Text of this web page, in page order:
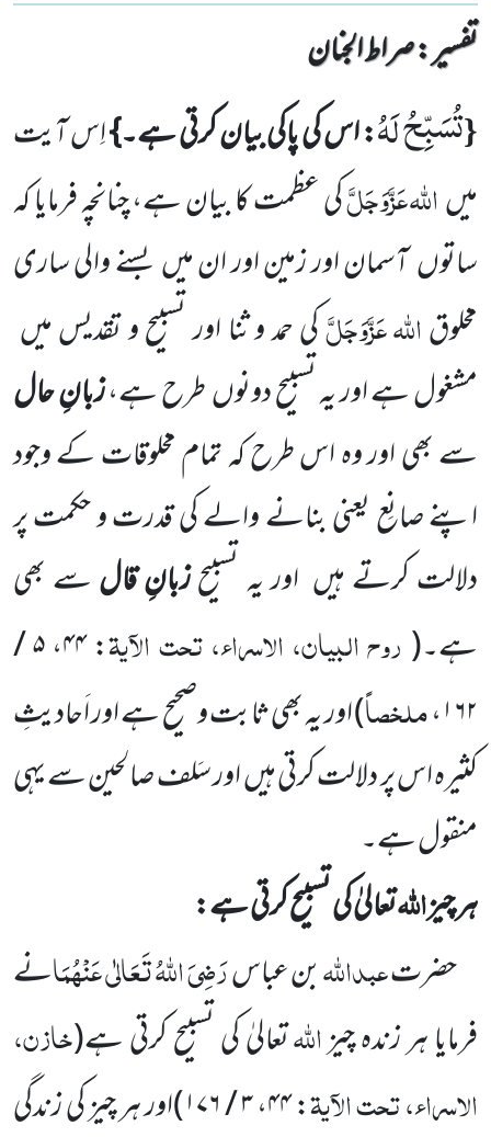
تفسیر : ‎صراط الجنان
{تُسَبِّحُ لَهُ: اس کی پاکی بیان کرتی ہے۔}اِس آیت
میںاللّٰہعَزَّوَجَلَّکی عظمت کا بیان ہے، چنانچہ فرمایا کہ
ساتوںآسماناور زمین اور ان میںبسنے والی ساری
مخلوقاللّٰہعَزَّوَجَلَّکی حمد و ثنا اور تسبیح و تقدیس میں
مشغول ہے اور یہ تسبیح دونوںطرحہے،زبانِ حال
سے بھی اور وہ اس طرح کہ تمام مخلوقات کے وجود
اپنے صانِع یعنی بنانے والے کی قدرت و حکمت پر
دلالت کرتے ہیں اور یہ تسبیحزبانِ قالسے بھی
ہے۔( روح البیان، الاسراء، تحت الآیۃ:۴۴، ۵ /
۱۶۲،ملخصاً)اور یہ بھی ثابت وصحیح ہے اور اَحادیثِ
کثیرہ اس پر دلالت کرتی ہیںاور سَلف صالحین سے یہی
منقول ہے۔
ہر چیزاللّٰہتعالیٰ کی تسبیح کرتی ہے:
حضرتعبداللّٰہبن عباسرَضِیَ اللّٰہُ تَعَالٰی عَنْہُمَانے
فرمایا ہر زندہ چیزاللّٰہتعالیٰ کی تسبیح کرتی ہے(خازن،
الاسراء، تحت الآیۃ:۴۴،۳ / ۱۷۶ )اور ہر چیز کی زندگی